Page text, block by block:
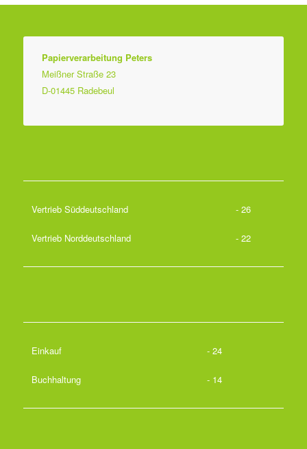
Papierverarbeitung Peters
Meißner Straße 23
D-01445 Radebeul
Vertrieb Süddeutschland - 26
Vertrieb Norddeutschland - 22
Einkauf - 24
Buchhaltung - 14